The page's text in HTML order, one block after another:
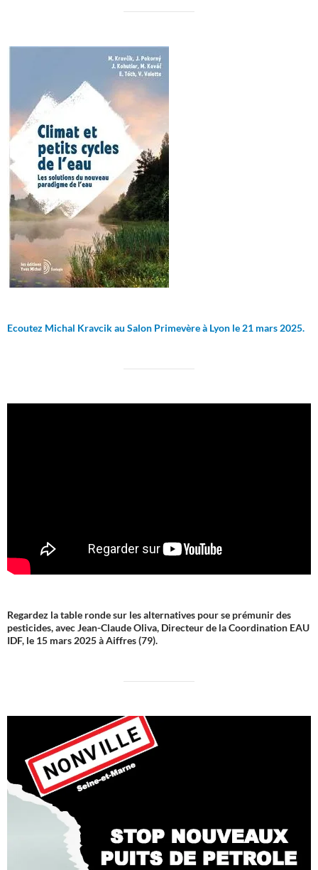
Ecoutez Michal Kravcik au Salon Primevère à Lyon le 21 mars 2025.
Regardez la table ronde sur les alternatives pour se prémunir des
pesticides, avec Jean-Claude Oliva, Directeur de la Coordination EAU
IDF, le 15 mars 2025 à Aiffres (79).